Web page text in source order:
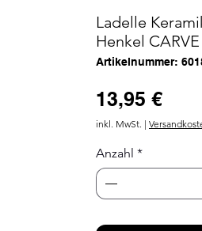
Ladelle
Henkel
Artikelnummer:
13,95 €Preis
inkl. MwSt. |
Anzahl *